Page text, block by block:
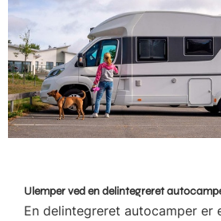
Ulemper ved en delintegreret
En delintegreret autocamper